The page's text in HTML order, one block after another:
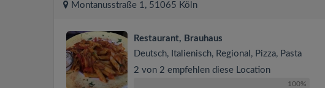
Montanusstraße 1, 51065 Köln
Restaurant, Brauhaus
Deutsch, Italienisch, Regional, Pizza, Pasta
2 von 2 empfehlen diese Location
100%